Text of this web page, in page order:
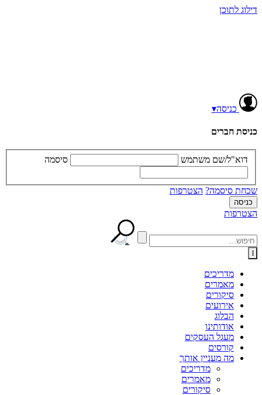
דילוג לתוכן
כניסה▾
כניסת חברים
דוא"ל/שם משתמש סיסמה
שכחת סיסמה? הצטרפות
הצטרפות
מדריכים
מאמרים
סיקורים
אירועים
הבלוג
אודותינו
מעגל העסקים
קורסים
מה מעניין אותך
מדריכים
מאמרים
סיקורים